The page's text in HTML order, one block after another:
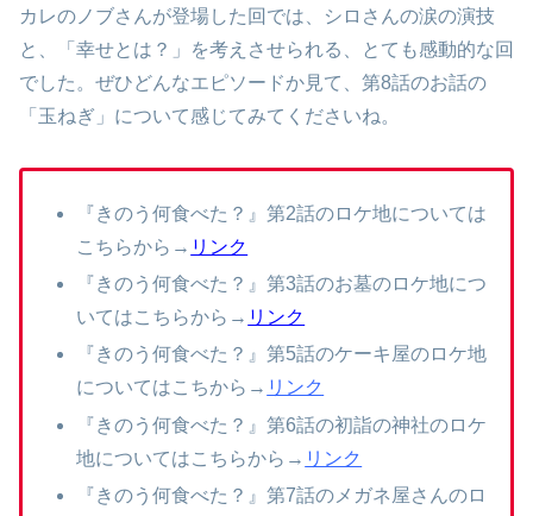
カレのノブさんが登場した回では、シロさんの涙の演技
と、「幸せとは？」を考えさせられる、とても感動的な回
でした。ぜひどんなエピソードか見て、第8話のお話の
「玉ねぎ」について感じてみてくださいね。
『きのう何食べた？』第2話のロケ地については
こちらから→ リンク
『きのう何食べた？』第3話のお墓のロケ地につ
いてはこちらから→ リンク
『きのう何食べた？』第5話のケーキ屋のロケ地
についてはこちから→ リンク
『きのう何食べた？』第6話の初詣の神社のロケ
地についてはこちらから→ リンク
『きのう何食べた？』第7話のメガネ屋さんのロ